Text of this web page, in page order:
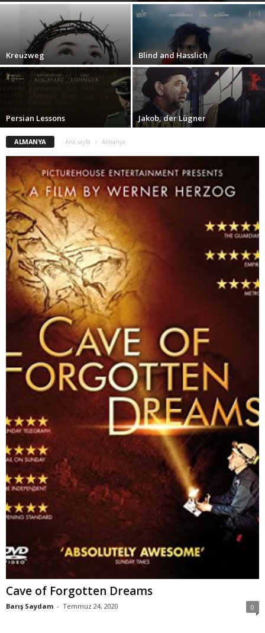
Kreuzweg Blind and Hasslich
Persian Lessons Jakob, der Lügner
ALMANYA Ana sayfa Almanya
Cave of Forgotten Dreams
Barış Saydam - Temmuz 24, 2020 0